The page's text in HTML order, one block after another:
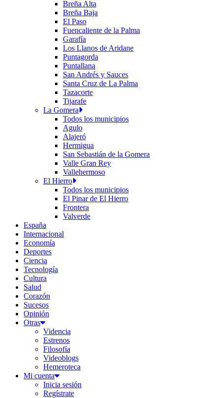
Breña Alta
Breña Baja
El Paso
Fuencaliente de la Palma
Garafía
Los Llanos de Aridane
Puntagorda
Puntallana
San Andrés y Sauces
Santa Cruz de La Palma
Tazacorte
Tijarafe
La Gomera
Todos los municipios
Agulo
Alajeró
Hermigua
San Sebastián de la Gomera
Valle Gran Rey
Vallehermoso
El Hierro
Todos los municipios
El Pinar de El Hierro
Frontera
Valverde
España
Internacional
Economía
Deportes
Ciencia
Tecnología
Cultura
Salud
Corazón
Sucesos
Opinión
Otras
Videncia
Estrenos
Filosofía
Videoblogs
Hemeroteca
Mi cuenta
Inicia sesión
Regístrate